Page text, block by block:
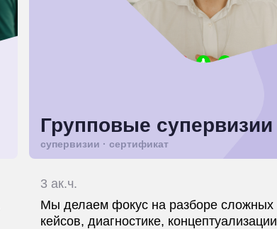
Групповые супервизии
супервизии · сертификат
3 ак.ч.
Мы делаем фокус на разборе сложных
кейсов, диагностике, концептуализации